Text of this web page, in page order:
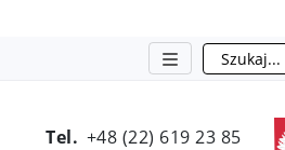
Szukaj
Tel. +48 (22) 619 23 85